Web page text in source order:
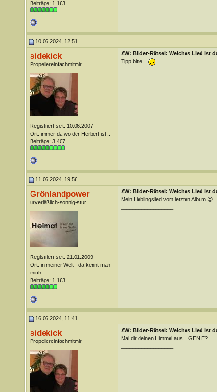
Beiträge: 1.163
10.06.2024, 12:51
sidekick
Propellereinfachmitmir
Registriert seit: 10.06.2007
Ort: immer da wo der Herbert ist...
Beiträge: 3.407
AW: Bilder-Rätsel: Welches Lied ist
Tipp bitte....
11.06.2024, 19:56
Grönlandpower
urverläßlich-sonnig-stur
Registriert seit: 21.01.2009
Ort: in meiner Welt - da kennt man
mich
Beiträge: 1.163
AW: Bilder-Rätsel: Welches Lied ist
Mein Lieblingslied vom letzten Album 😉
16.06.2024, 11:41
sidekick
Propellereinfachmitmir
AW: Bilder-Rätsel: Welches Lied ist
Mal dir deinen Himmel aus....GENIE?